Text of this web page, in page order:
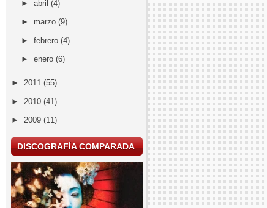
► abril (4)
► marzo (9)
► febrero (4)
► enero (6)
► 2011 (55)
► 2010 (41)
► 2009 (11)
DISCOGRAFÍA COMPARADA